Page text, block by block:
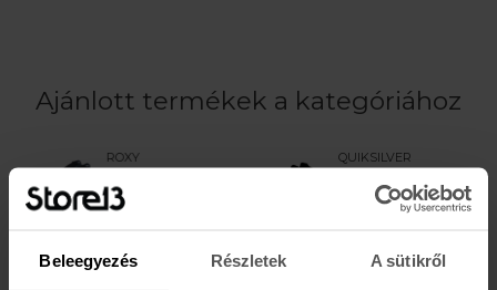
Beleegyezés Részletek A sütikről
Ajánlott termékek a kategóriához
ROXY
1.0 PROLOGUE
11.990 Ft
QUIKSILVER
1MM PROLOGUE
13.990 Ft